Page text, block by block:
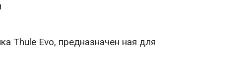
Thule Evo, предназначен ная для